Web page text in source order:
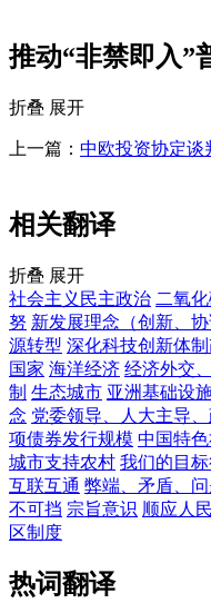
推动“非禁即入”
折叠 展开
上一篇： 中欧投资协定谈
相关翻译
折叠 展开
社会主义民主政治 二氧
努 新发展理念（创新、协
源转型 深化科技创新体
国家 海洋经济 经济外交
制 生态城市 亚洲基础设
念 党委领导、人大主导
项债券发行规模 中国特
城市支持农村 我们的目
互联互通 弊端、矛盾、问
不可挡 宗旨意识 顺应人
区制度
热词翻译